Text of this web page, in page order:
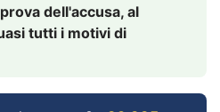
dell'accusa, al
tutti i motivi di